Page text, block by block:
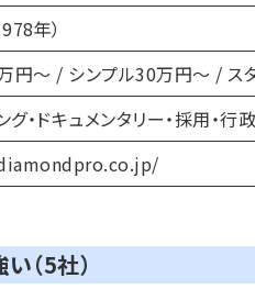
年）
円〜 / シンプル30万円〜 /
グ・ドキュメンタリー・採用・行
（5社）